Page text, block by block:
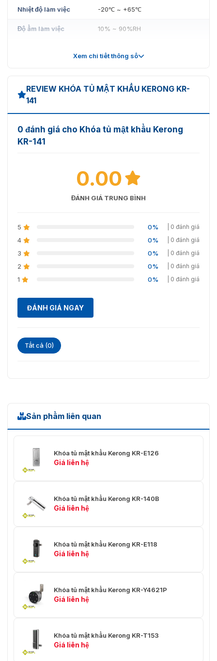
Nhiệt độ làm việc -20℃ ~ +65℃
Độ ẩm làm việc 10% ~ 90%RH
500000 lần
Chứng nhận
Xem chi tiết thông số
REVIEW KHÓA TỦ MẬT KHẨU KERONG KR-
141
0 đánh giá cho Khóa tủ mật khẩu Kerong
KR-141
0.00
ĐÁNH GIÁ TRUNG BÌNH
5 0% | 0 đánh giá
4 0% | 0 đánh giá
3 0% | 0 đánh giá
2 0% | 0 đánh giá
1 0% | 0 đánh giá
ĐÁNH GIÁ NGAY
Tất cả (0)
Sản phẩm liên quan
Khóa tủ mật khẩu Kerong KR-E126
Giá liên hệ
Khóa tủ mật khẩu Kerong KR-140B
Giá liên hệ
Khóa tủ mật khẩu Kerong KR-E118
Giá liên hệ
Khóa tủ mật khẩu Kerong KR-Y4621P
Giá liên hệ
Khóa tủ mật khẩu Kerong KR-T153
Giá liên hệ